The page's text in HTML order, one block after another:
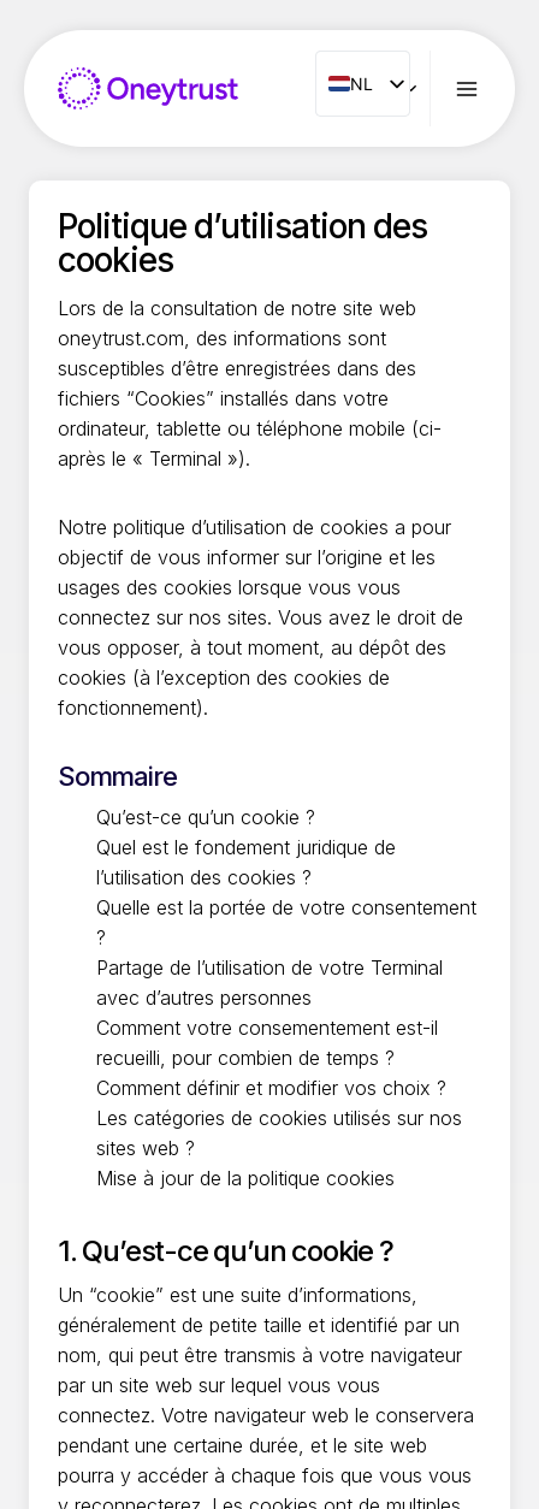
inhoud
NL
NL
ENG
IT
RO
Politique d’utilisation des
cookies
Lors de la consultation de notre site web
oneytrust.com, des informations sont
susceptibles d’être enregistrées dans des
fichiers “Cookies” installés dans votre
ordinateur, tablette ou téléphone mobile (ci-
après le « Terminal »).
Notre politique d’utilisation de cookies a pour
objectif de vous informer sur l’origine et les
usages des cookies lorsque vous vous
connectez sur nos sites. Vous avez le droit de
vous opposer, à tout moment, au dépôt des
cookies (à l’exception des cookies de
fonctionnement).
Sommaire
Qu’est-ce qu’un cookie ?
Quel est le fondement juridique de
l’utilisation des cookies ?
Quelle est la portée de votre consentement
?
Partage de l’utilisation de votre Terminal
avec d’autres personnes
Comment votre consementement est-il
recueilli, pour combien de temps ?
Comment définir et modifier vos choix ?
Les catégories de cookies utilisés sur nos
sites web ?
Mise à jour de la politique cookies
1. Qu’est-ce qu’un cookie ?
Un “cookie” est une suite d’informations,
généralement de petite taille et identifié par un
nom, qui peut être transmis à votre navigateur
par un site web sur lequel vous vous
connectez. Votre navigateur web le conservera
pendant une certaine durée, et le site web
pourra y accéder à chaque fois que vous vous